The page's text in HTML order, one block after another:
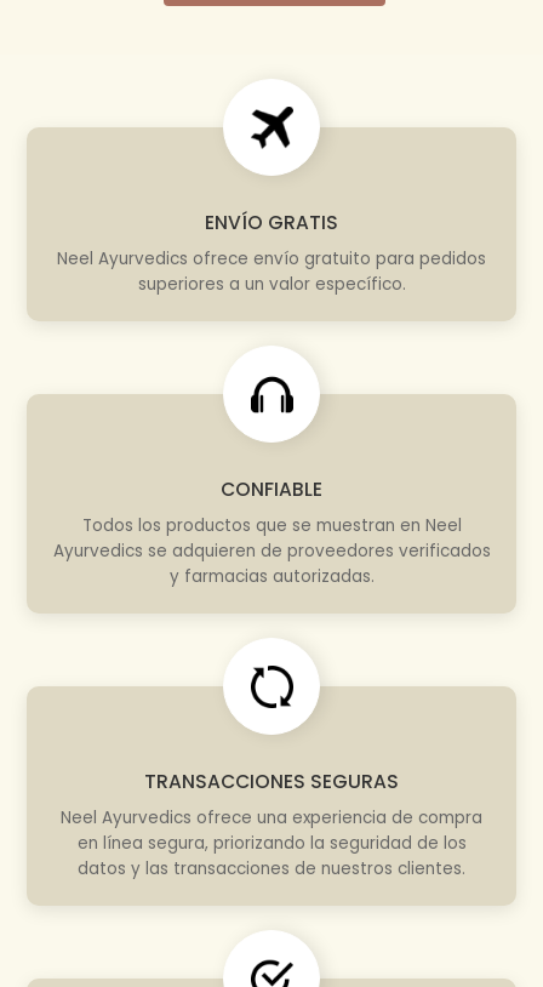
ENVÍO GRATIS
Neel Ayurvedics ofrece envío gratuito para pedidos
superiores a un valor específico.
CONFIABLE
Todos los productos que se muestran en Neel
Ayurvedics se adquieren de proveedores verificados
y farmacias autorizadas.
TRANSACCIONES SEGURAS
Neel Ayurvedics ofrece una experiencia de compra
en línea segura, priorizando la seguridad de los
datos y las transacciones de nuestros clientes.